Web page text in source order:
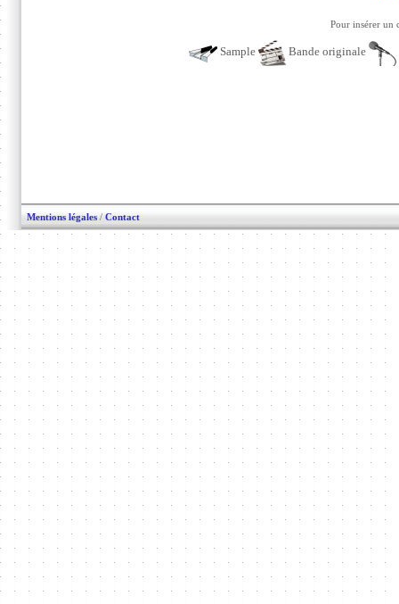
Pour insérer un
Sample Bande originale
Mentions légales / Contact